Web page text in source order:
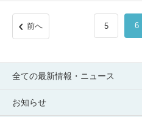
前へ 5 6
全ての最新情報・ニュース
お知らせ